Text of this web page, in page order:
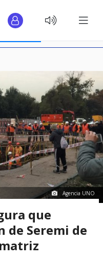
Agencia UNO
que
de Seremi de